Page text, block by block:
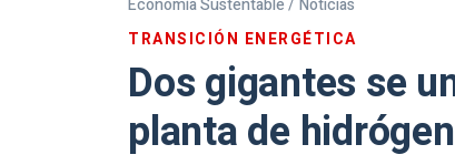
Economía Sustentable / Noticias
TRANSICIÓN ENERGÉTICA
Dos gigantes se
planta de